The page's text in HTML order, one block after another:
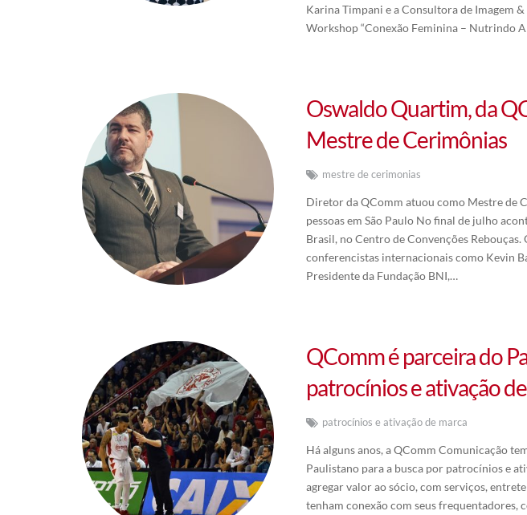
Karina Timpani e a Consultora de Imagem
Workshop “Conexão Feminina – Nutrindo
Oswaldo Quartim, da
Mestre de Cerimônias
mestre de cerimonias
Diretor da QComm atuou como Mestre de
pessoas em São Paulo No final de julho
Brasil, no Centro de Convenções
conferencistas internacionais como Kevin
Presidente da Fundação BNI,…
QComm é parceira do
patrocínios e ativação
patrocínios e ativação de marca
Há alguns anos, a QComm Comunicação
Paulistano para a busca por patrocínios e
agregar valor ao sócio, com serviços,
tenham conexão com seus frequentadores,